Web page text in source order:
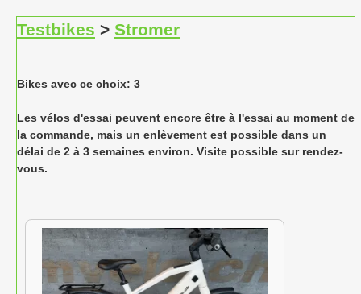
Testbikes > Stromer
Bikes avec ce choix: 3
Les vélos d'essai peuvent encore être à l'essai au moment de
la commande, mais un enlèvement est possible dans un
délai de 2 à 3 semaines environ. Visite possible sur rendez-
vous.